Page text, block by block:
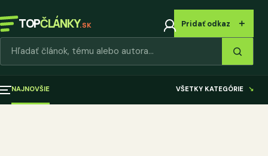
TOPČLÁNKY.SK Pridať odkaz ＋
NAJNOVŠIE VŠETKY KATEGÓRIE ↘